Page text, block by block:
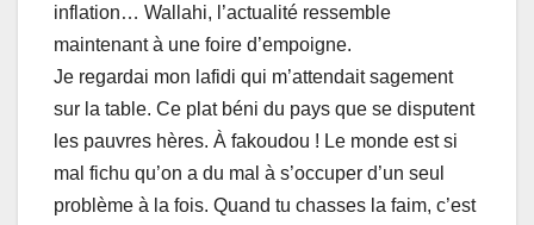
inflation… Wallahi, l’actualité ressemble
maintenant à une foire d’empoigne.
Je regardai mon lafidi qui m’attendait sagement
sur la table. Ce plat béni du pays que se disputent
les pauvres hères. À fakoudou ! Le monde est si
mal fichu qu’on a du mal à s’occuper d’un seul
problème à la fois. Quand tu chasses la faim, c’est